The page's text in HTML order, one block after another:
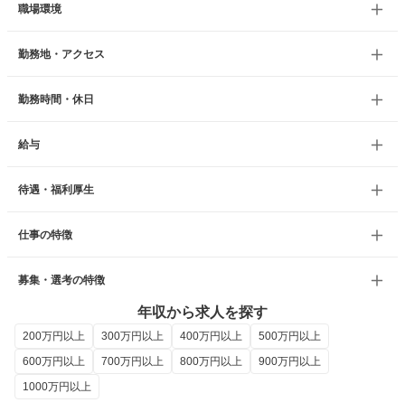
職場環境
勤務地・アクセス
勤務時間・休日
給与
待遇・福利厚生
仕事の特徴
募集・選考の特徴
年収から求人を探す
200万円以上 300万円以上 400万円以上
500万円以上
600万円以上
700万円以上 800万円以上
900万円以上
1000万円以上